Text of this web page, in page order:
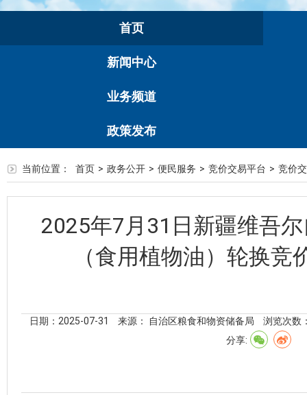
首页
新闻中心
业务频道
政策发布
当前位置： 首页 > 政务公开 > 便民服务 > 竞价交易平台 > 竞价
2025年7月31日新疆维吾
（食用植物油）轮换竞
日期：2025-07-31 来源： 自治区粮食和物资储备局
浏览次数
分享: